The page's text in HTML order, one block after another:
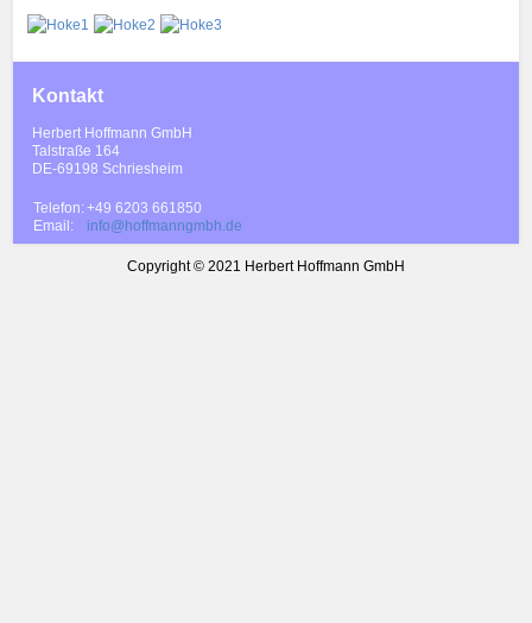
Kontakt
Herbert Hoffmann GmbH
Talstraße 164
DE-69198 Schriesheim
Telefon:
Email:
+49 6203 661850
info@hoffmanngmbh.de
Copyright © 2021 Herbert Hoffmann GmbH